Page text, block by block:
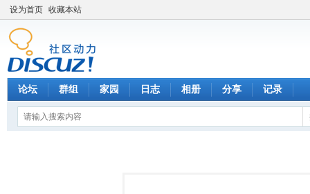
设为首页 收藏本站
论坛 群组 家园 日志 相册 分享 记录